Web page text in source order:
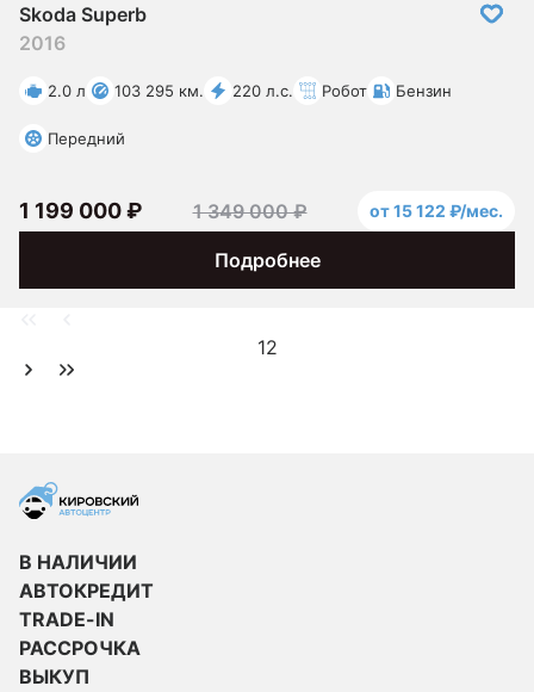
Skoda Superb
2016
2.0 л 103 295 км. 220 л.с. Робот Бензин
Передний
Подробнее
1 199 000 ₽ 1 349 000 ₽ от 15 122 ₽/мес.
12
В НАЛИЧИИ
АВТОКРЕДИТ
TRADE-IN
РАССРОЧКА
ВЫКУП